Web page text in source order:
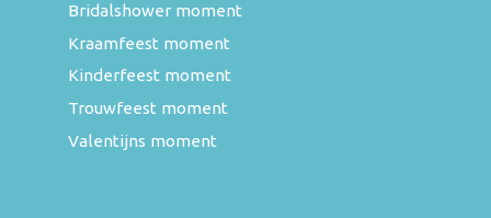
Bridalshower moment
Kraamfeest moment
Kinderfeest moment
Trouwfeest moment
Valentijns moment